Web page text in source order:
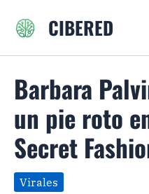
CIBERED
Barbara
un pie roto
Secret
Virales